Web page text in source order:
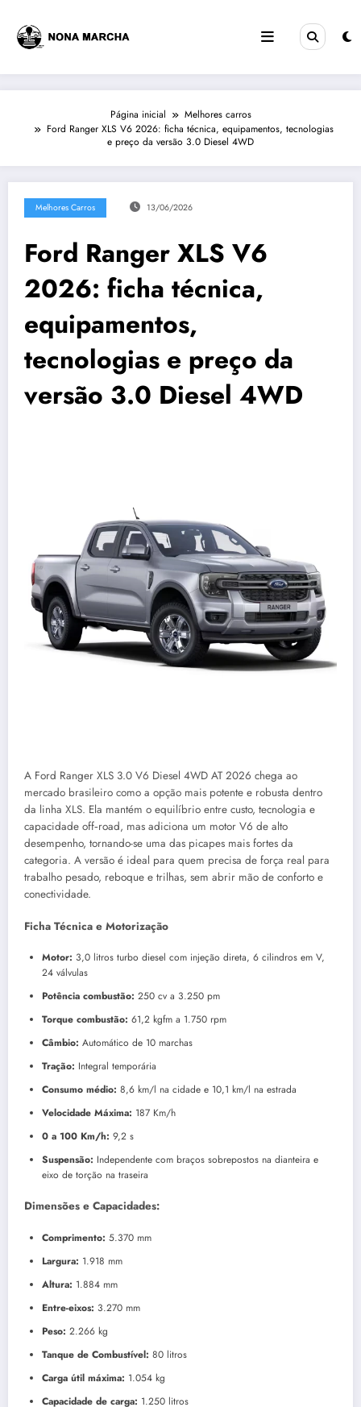
conteúdo
Página inicial
Melhores carros
Ford Ranger XLS V6 2026: ficha técnica, equipamentos, tecnologias
e preço da versão 3.0 Diesel 4WD
Melhores Carros 13/06/2026
Ford Ranger XLS V6
2026: ficha técnica,
equipamentos,
tecnologias e preço da
versão 3.0 Diesel 4WD
A Ford Ranger XLS 3.0 V6 Diesel 4WD AT 2026 chega ao
mercado brasileiro como a opção mais potente e robusta dentro
da linha XLS. Ela mantém o equilíbrio entre custo, tecnologia e
capacidade off‑road, mas adiciona um motor V6 de alto
desempenho, tornando-se uma das picapes mais fortes da
categoria. A versão é ideal para quem precisa de força real para
trabalho pesado, reboque e trilhas, sem abrir mão de conforto e
conectividade.
Ficha Técnica e Motorização
Motor: 3,0 litros turbo diesel com injeção direta, 6 cilindros em V,
24 válvulas
Potência combustão: 250 cv a 3.250 pm
Torque combustão: 61,2 kgfm a 1.750 rpm
Câmbio: Automático de 10 marchas
Tração: Integral temporária
Consumo médio: 8,6 km/l na cidade e 10,1 km/l na estrada
Velocidade Máxima: 187 Km/h
0 a 100 Km/h: 9,2 s
Suspensão: Independente com braços sobrepostos na dianteira e
eixo de torção na traseira
Dimensões e Capacidades:
Comprimento: 5.370 mm
Largura: 1.918 mm
Altura: 1.884 mm
Entre-eixos: 3.270 mm
Peso: 2.266 kg
Tanque de Combustível: 80 litros
Carga útil máxima: 1.054 kg
Capacidade de carga: 1.250 litros